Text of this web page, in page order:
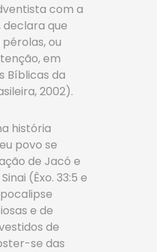
com a
declara que
ou
em
Bíblicas da
2002).
história
povo se
de Jacó e
(Êxo. 33:5 e
e de
de
se das